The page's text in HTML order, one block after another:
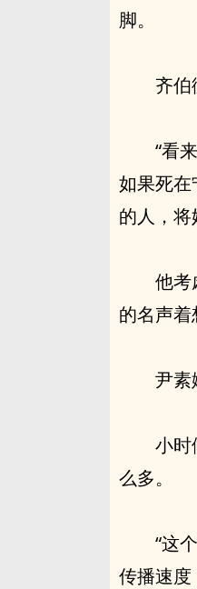
脚。
齐伯
“看
如果死
的人，
他考
的名声着
尹素
小时
么多。
“这
传播速度